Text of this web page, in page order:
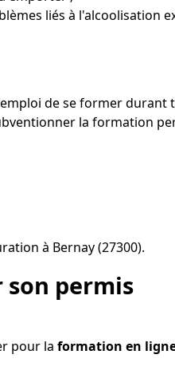
liés à l'alcoolisation
de se former durant
la formation
à Bernay (27300).
son permis
pour la formation en